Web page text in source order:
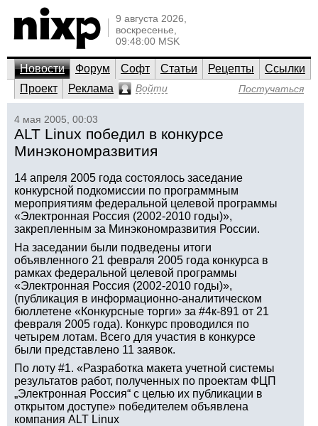
9 августа 2026,
воскресенье,
09:48:00 MSK
Новости Форум Софт Статьи Рецепты
Ссылки
Проект
Реклама Войти Постучаться
4 мая 2005, 00:03
ALT Linux победил в конкурсе
Минэкономразвития
14 апреля 2005 года состоялось заседание
конкурсной подкомиссии по программным
мероприятиям федеральной целевой программы
«Электронная Россия (2002-2010 годы)»,
закрепленным за Минэкономразвития России.
На заседании были подведены итоги
объявленного 21 февраля 2005 года конкурса в
рамках федеральной целевой программы
«Электронная Россия (2002-2010 годы)»,
(публикация в информационно-аналитическом
бюллетене «Конкурсные торги» за #4к-891 от 21
февраля 2005 года). Конкурс проводился по
четырем лотам. Всего для участия в конкурсе
были представлено 11 заявок.
По лоту #1. «Разработка макета учетной системы
результатов работ, полученных по проектам ФЦП
„Электронная Россия“ с целью их публикации в
открытом доступе» победителем объявлена
компания ALT Linux